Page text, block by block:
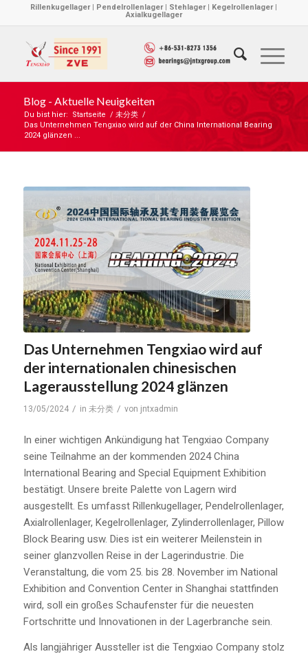
Rillenkugellager | Pendelrollenlager | Stehlager | Kegelrollenlager |
Axialkugellager
Blog - Aktuelle Neuigkeiten
Du bist hier: Startseite / 未分类 /
Das Unternehmen Tengxiao wird auf der China International Bearing
2024 glänzen ...
Das Unternehmen Tengxiao wird auf
der internationalen chinesischen
Lagerausstellung 2024 glänzen
13/05/2024 / in 未分类 / von jntxadmin
In einer wichtigen Ankündigung hat Tengxiao Company
seine Teilnahme an der kommenden 2024 China
International Bearing and Special Equipment Exhibition
bestätigt. Unsere breite Palette von Lagern wird
ausgestellt. Es umfasst Rillenkugellager, Pendelrollenlager,
Axialrollenlager, Kegelrollenlager, Zylinderrollenlager, Pillow
Block Bearing usw. Dies ist ein weiterer Meilenstein in
seiner glanzvollen Reise in der Lagerindustrie. Die
Veranstaltung, die vom 25. bis 28. November im National
Exhibition and Convention Center in Shanghai stattfinden
wird, soll ein großes Schaufenster für die neuesten
Fortschritte und Innovationen in der Lagerbranche sein.
Als langjähriger Aussteller ist die Tengxiao Company stolz